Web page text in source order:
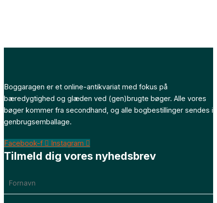
Boggaragen er et online-antikvariat med fokus på
bæredygtighed og glæden ved (gen)brugte bøger. Alle vores
bøger kommer fra secondhand, og alle bogbestillinger sendes i
genbrugsemballage.
Facebook-f Instagram
Tilmeld dig vores nyhedsbrev